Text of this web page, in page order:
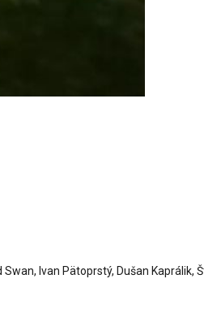
Ivan Pätoprstý, Dušan Kaprálik,